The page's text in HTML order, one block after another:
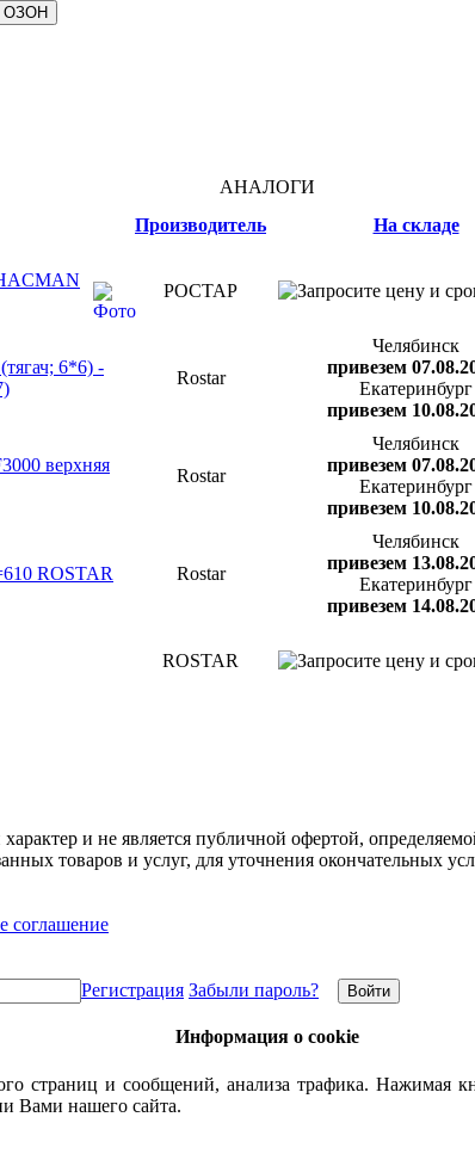
ОЗОН
АНАЛОГИ
Производитель
На складе
РОСТАР
6*6) -
Rostar
Челябинск
привезем
Екатеринбург
привезем
верхняя
Rostar
Челябинск
привезем
Екатеринбург
привезем
ROSTAR Rostar
Челябинск
привезем
Екатеринбург
привезем
ROSTAR
и не является публичной офертой,
товаров и услуг, для уточнения окончательных
соглашение
Регистрация Забыли пароль?
Информация о cookie
страниц и сообщений, анализа трафика. Нажимая
Вами нашего сайта.